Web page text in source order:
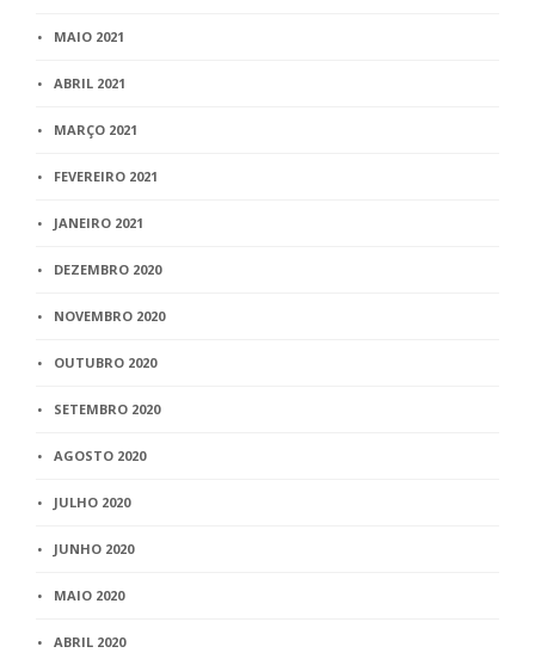
MAIO 2021
ABRIL 2021
MARÇO 2021
FEVEREIRO 2021
JANEIRO 2021
DEZEMBRO 2020
NOVEMBRO 2020
OUTUBRO 2020
SETEMBRO 2020
AGOSTO 2020
JULHO 2020
JUNHO 2020
MAIO 2020
ABRIL 2020